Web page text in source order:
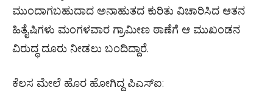
ಮುಂದಾಗಬಹುದಾದ ಅನಾಹುತದ ಕುರಿತು ವಿಚಾರಿಸಿದ ಆತನ
ಹಿತೈಷಿಗಳು ಮಂಗಳವಾರ ಗ್ರಾಮೀಣ ಠಾಣೆಗೆ ಆ ಮುಖಂಡನ
ವಿರುದ್ಧ ದೂರು ನೀಡಲು ಬಂದಿದ್ದಾರೆ.
ಕೆಲಸ ಮೇಲೆ ಹೊರ ಹೋಗಿದ್ದ ಪಿಎಸ್ಐ: